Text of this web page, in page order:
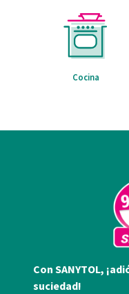
Cocina
Con SANYTOL,
suciedad!